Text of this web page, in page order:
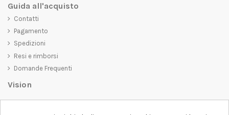
Guida all'acquisto
Contatti
Pagamento
Spedizioni
Resi e rimborsi
Domande Frequenti
Vision